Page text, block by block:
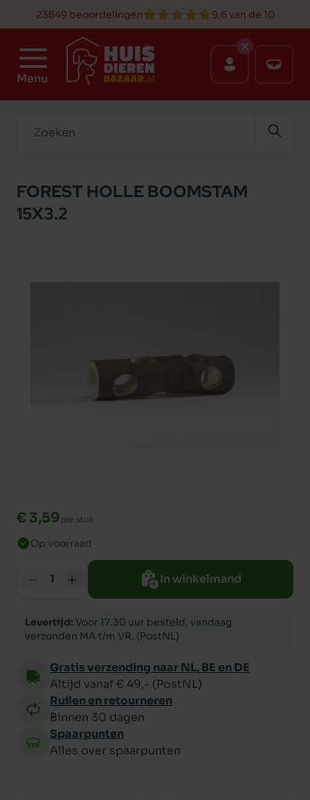
23849 beoordelingen 9,6 van de 10
Menu
FOREST HOLLE BOOMSTAM
15X3.2
€ 3,59per stuk
Op voorraad
In winkelmand
Levertijd: Voor 17.30 uur besteld, vandaag
verzonden MA t/m VR. (PostNL)
Gratis verzending naar NL, BE en DE
Altijd vanaf € 49,- (PostNL)
Ruilen en retourneren
Binnen 30 dagen
Spaarpunten
Alles over spaarpunten